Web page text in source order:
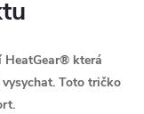
HeatGear® která
Toto tričko